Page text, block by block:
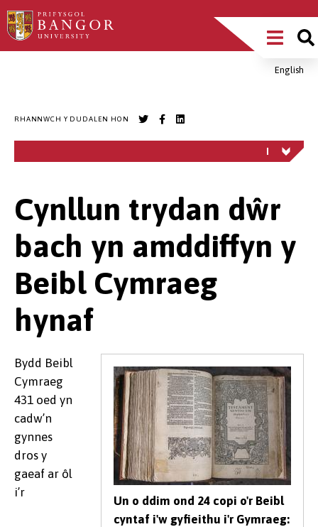
Sgipiwch
i’r
Main
MenuEnglish
RHANNWCH Y DUDALEN HON
Cynllun trydan dŵr
bach yn amddiffyn y
Beibl Cymraeg
hynaf
Un o ddim ond 24 copi o'r Beibl
cyntaf i'w gyfieithu i'r Gymraeg:
Bydd Beibl
Cymraeg
431 oed yn
cadw’n
gynnes
dros y
gaeaf ar ôl
i’r